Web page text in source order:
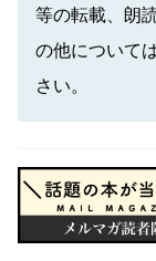
等の転載、朗
の他について
さい。